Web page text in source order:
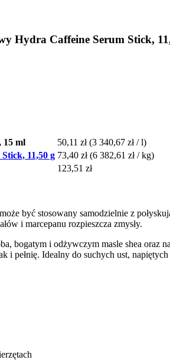
Hydra Caffeine Serum Stick,
ml 50,11 zł (3 340,67 zł / l)
11,50 g 73,40 zł (6 382,61 zł / kg)
123,51 zł
być stosowany samodzielnie z
i marcepanu rozpieszcza zmysły.
bogatym i odżywczym masle shea
i pełnię. Idealny do suchych ust,